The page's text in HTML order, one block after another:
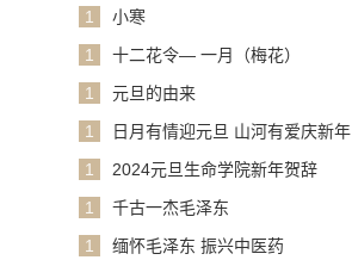
1
小寒
1
十二花令— 一月（梅花）
1
元旦的由来
1
日月有情迎元旦 山河有爱庆新年
1
2024元旦生命学院新年贺辞
1
千古一杰毛泽东
1
缅怀毛泽东 振兴中医药